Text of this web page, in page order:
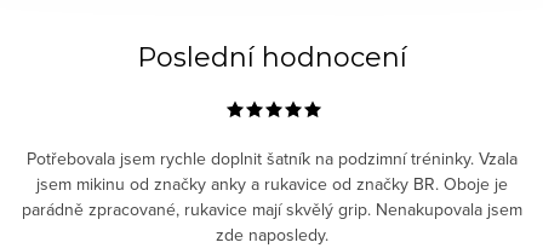
Poslední hodnocení
Potřebovala jsem rychle doplnit šatník na podzimní tréninky. Vzala
jsem mikinu od značky anky a rukavice od značky BR. Oboje je
parádně zpracované, rukavice mají skvělý grip. Nenakupovala jsem
zde naposledy.